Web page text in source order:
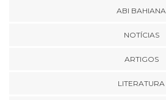
ABI BAHIANA
NOTÍCIAS
ARTIGOS
LITERATURA